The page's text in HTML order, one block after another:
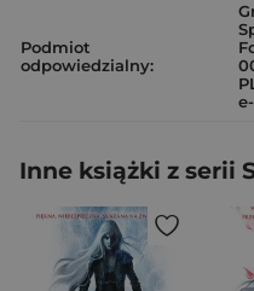
Podmiot
odpowiedzialny:
Inne książki z serii